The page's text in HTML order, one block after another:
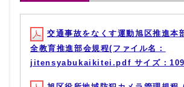
交通事故をなくす運動旭区推進
全教育推進部会規程(ファイル名：
jitensyabukaikitei.pdf サイズ：